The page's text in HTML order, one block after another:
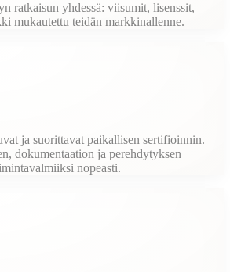
ratkaisun yhdessä: viisumit, lisenssit,
mukautettu teidän markkinallenne.
ja suorittavat paikallisen sertifioinnin.
dokumentaation ja perehdytyksen
nopeasti.